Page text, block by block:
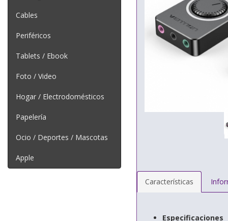
Cables
Periféricos
Tablets / Ebook
Foto / Video
Hogar / Electrodomésticos
Papelería
Ocio / Deportes / Mascotas
Apple
Características
Especificaciones